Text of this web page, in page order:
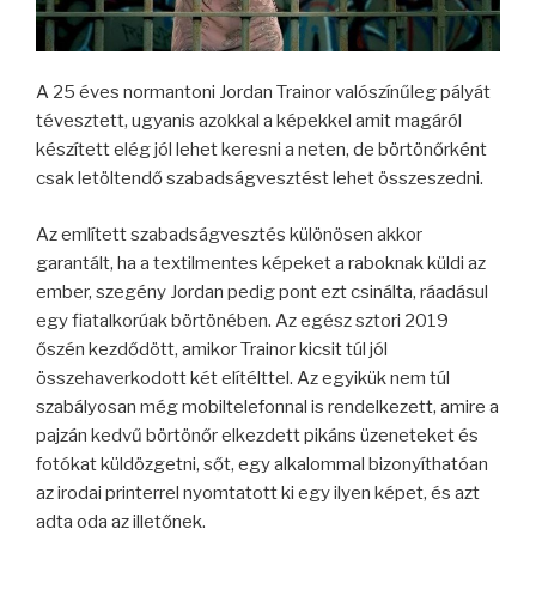
A 25 éves normantoni Jordan Trainor valószínűleg pályát
tévesztett, ugyanis azokkal a képekkel amit magáról
készített elég jól lehet keresni a neten, de börtönőrként
csak letöltendő szabadságvesztést lehet összeszedni.
Az említett szabadságvesztés különösen akkor
garantált, ha a textilmentes képeket a raboknak küldi az
ember, szegény Jordan pedig pont ezt csinálta, ráadásul
egy fiatalkorúak börtönében. Az egész sztori 2019
őszén kezdődött, amikor Trainor kicsit túl jól
összehaverkodott két elítélttel. Az egyikük nem túl
szabályosan még mobiltelefonnal is rendelkezett, amire a
pajzán kedvű börtönőr elkezdett pikáns üzeneteket és
fotókat küldözgetni, sőt, egy alkalommal bizonyíthatóan
az irodai printerrel nyomtatott ki egy ilyen képet, és azt
adta oda az illetőnek.